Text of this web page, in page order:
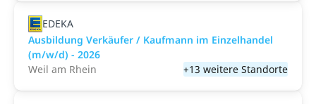
EDEKA
Ausbildung Verkäufer / Kaufmann im Einzelhandel
(m/w/d) - 2026
Weil am Rhein
+13 weitere Standorte